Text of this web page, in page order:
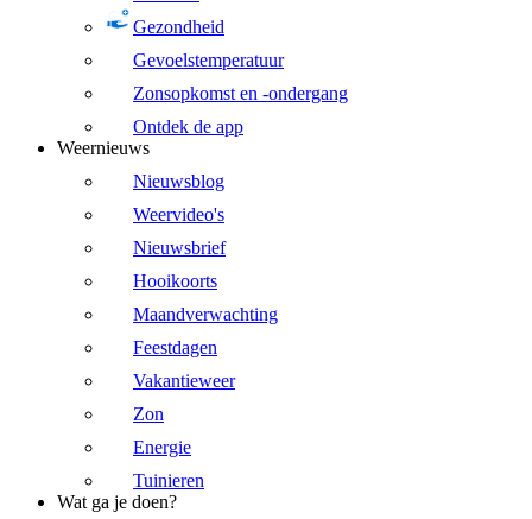
Gezondheid
Gevoelstemperatuur
Zonsopkomst en -ondergang
Ontdek de app
Weernieuws
Nieuwsblog
Weervideo's
Nieuwsbrief
Hooikoorts
Maandverwachting
Feestdagen
Vakantieweer
Zon
Energie
Tuinieren
Wat ga je doen?